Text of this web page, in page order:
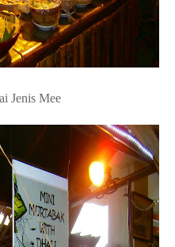
dan Roti Jala